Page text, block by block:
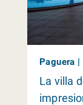
Paguera
La villa